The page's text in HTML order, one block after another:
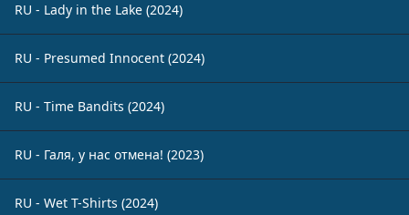
RU - Lady in the Lake (2024)
RU - Presumed Innocent (2024)
RU - Time Bandits (2024)
RU - Галя, у нас отмена! (2023)
RU - Wet T-Shirts (2024)